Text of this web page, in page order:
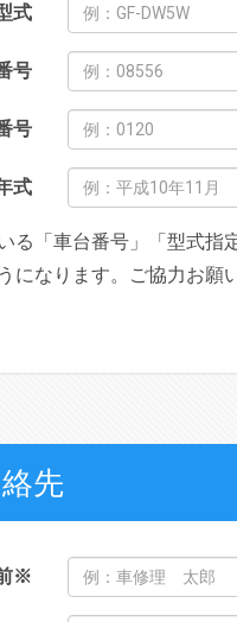
式
号
号
式
る「車台番号」「型式
になります。ご協力お願
先
※